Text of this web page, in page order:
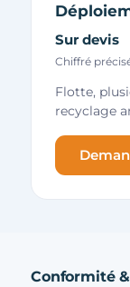
Sur devis
Chiffré
Flotte,
recyclage
Conformité